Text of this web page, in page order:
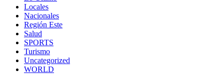
Locales
Nacionales
Región Este
Salud
SPORTS
Turismo
Uncategorized
WORLD